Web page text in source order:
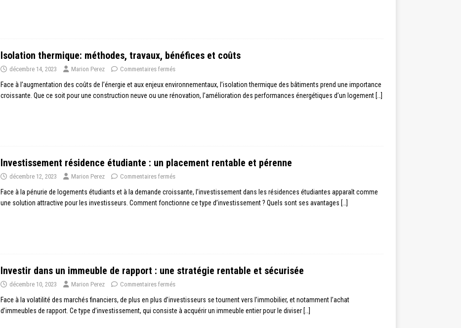
Isolation thermique: méthodes, travaux, bénéfices et coûts
décembre 14, 2023 Marion Perez Commentaires fermés
Face à l’augmentation des coûts de l’énergie et aux enjeux environnementaux, l’isolation thermique des bâtiments prend une importance
croissante. Que ce soit pour une construction neuve ou une rénovation, l’amélioration des performances énergétiques d’un logement […]
Investissement résidence étudiante : un placement rentable et pérenne
décembre 12, 2023 Marion Perez Commentaires fermés
Face à la pénurie de logements étudiants et à la demande croissante, l’investissement dans les résidences étudiantes apparaît comme
une solution attractive pour les investisseurs. Comment fonctionne ce type d’investissement ? Quels sont ses avantages […]
Investir dans un immeuble de rapport : une stratégie rentable et sécurisée
décembre 10, 2023 Marion Perez Commentaires fermés
Face à la volatilité des marchés financiers, de plus en plus d’investisseurs se tournent vers l’immobilier, et notamment l’achat
d’immeubles de rapport. Ce type d’investissement, qui consiste à acquérir un immeuble entier pour le diviser […]